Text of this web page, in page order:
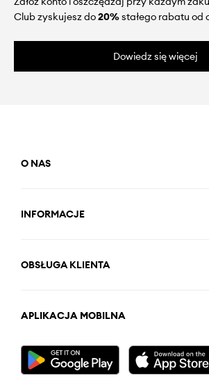
Club zyskujesz do20%stałego rabatu od
Dowiedz się więcej
O NAS
INFORMACJE
OBSŁUGA KLIENTA
APLIKACJA MOBILNA